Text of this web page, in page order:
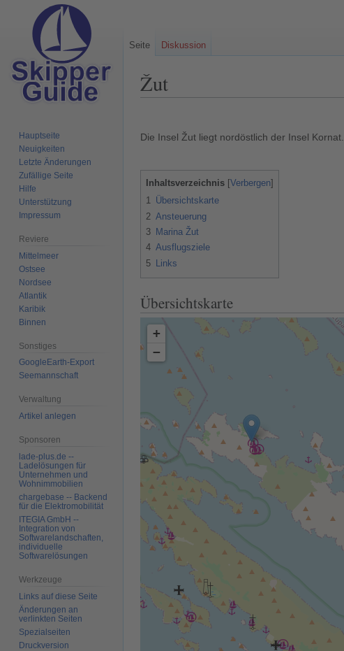
Žut
Navigation
Suche
Die Insel Žut liegt nordöstlich der Insel Kornat.
Inhaltsverzeichnis
1 Übersichtskarte
2 Ansteuerung
3 Marina Žut
4 Ausflugsziele
5
Links
Übersichtskarte
+
−
Seite Diskussion
Hauptseite
Neuigkeiten
Letzte Änderungen
Zufällige Seite
Hilfe
Unterstützung
Impressum
Reviere
Mittelmeer
Ostsee
Nordsee
Atlantik
Karibik
Binnen
Sonstiges
GoogleEarth-Export
Seemannschaft
Verwaltung
Artikel anlegen
Sponsoren
lade-plus.de --
Ladelösungen für
Unternehmen und
Wohnimmobilien
chargebase -- Backend
für die Elektromobilität
ITEGIA GmbH --
Integration von
Softwarelandschaften,
individuelle
Softwarelösungen
Werkzeuge
Links auf diese Seite
Änderungen an
verlinkten Seiten
Spezialseiten
Druckversion